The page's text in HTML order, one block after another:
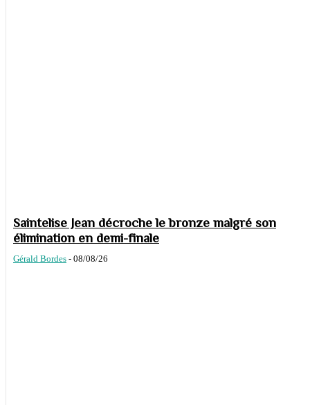
Saintelise Jean décroche le bronze malgré son
élimination en demi-finale
Gérald Bordes - 08/08/26